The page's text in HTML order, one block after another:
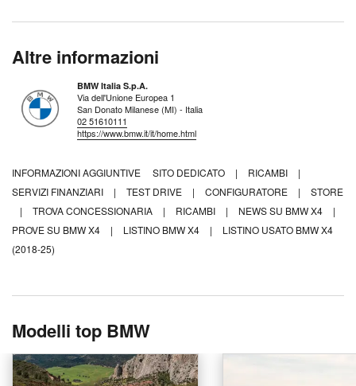
Altre informazioni
BMW Italia S.p.A.
Via dell'Unione Europea 1
San Donato Milanese (MI) - Italia
02 51610111
https://www.bmw.it/it/home.html
INFORMAZIONI AGGIUNTIVE SITO DEDICATO | RICAMBI
|
SERVIZI FINANZIARI
| TEST DRIVE | CONFIGURATORE |
STORE
|
TROVA CONCESSIONARIA | RICAMBI | NEWS SU BMW X4
|
PROVE SU BMW X4
| LISTINO BMW X4 |
LISTINO USATO BMW X4
(2018-25)
Modelli top BMW